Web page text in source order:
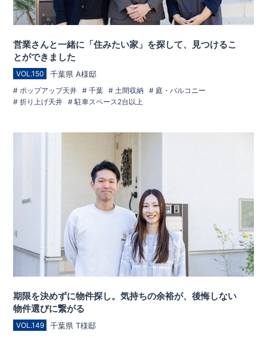
営業さんと一緒に「住みたい家」を探して、見つけるこ
とができました
VOL.150 千葉県 A様邸
ポップアップ天井 千葉 土間収納
庭・バルコニー
折り上げ天井
駐車スペース2台以上
期限を決めずに物件探し。気持ちの余裕が、後悔しない
物件選びに繋がる
VOL.149 千葉県 T様邸